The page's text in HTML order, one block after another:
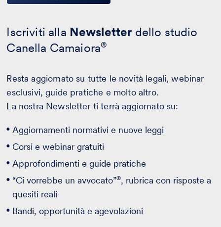
Iscriviti alla Newsletter dello studio
Canella Camaiora®
Resta aggiornato su tutte le novità legali, webinar
esclusivi, guide pratiche e molto altro.
La nostra Newsletter ti terrà aggiornato su:
Aggiornamenti normativi e nuove leggi
Corsi e webinar gratuiti
Approfondimenti e guide pratiche
“Ci vorrebbe un avvocato”®, rubrica con risposte a
quesiti reali
Bandi, opportunità e agevolazioni